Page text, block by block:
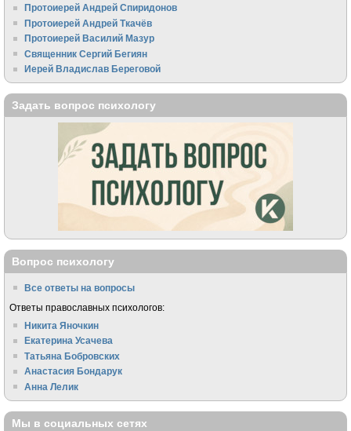
Протоиерей Андрей Спиридонов
Протоиерей Андрей Ткачёв
Протоиерей Василий Мазур
Священник Сергий Бегиян
Иерей Владислав Береговой
Задать вопрос психологу
Вопрос психологу
Все ответы на вопросы
Ответы православных психологов:
Никита Яночкин
Екатерина Усачева
Татьяна Бобровских
Анастасия Бондарук
Анна Лелик
Мы в социальных сетях